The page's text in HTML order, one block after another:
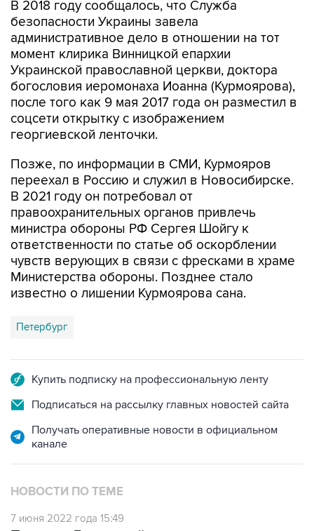
административное дело в отношении на тот
момент клирика Винницкой епархии
Украинской православной церкви, доктора
богословия иеромонаха Иоанна (Курмоярова),
после того как 9 мая 2017 года он разместил в
соцсети открытку с изображением
георгиевской ленточки.
Позже, по информации в СМИ, Курмояров
В 2021 году он потребовал от
правоохранительных органов привлечь
министра обороны РФ Сергея Шойгу к
ответственности по статье об оскорблении
чувств верующих в связи с фресками в храме
Министерства обороны. Позднее стало
известно о лишении Курмоярова сана.
Петербург
Подписаться на рассылку главных новостей сайта
Получать оперативные новости в официальном
НОВОСТИ ПО ТЕМЕ
7 июня 2022 года 15:49
статье о распространении фейков о ВС РФ